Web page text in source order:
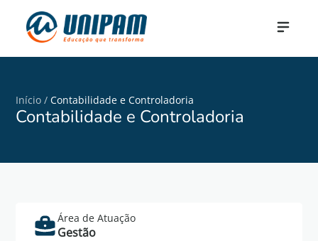
Início / Contabilidade e Controladoria
Contabilidade e Controladoria
Área de Atuação
Gestão